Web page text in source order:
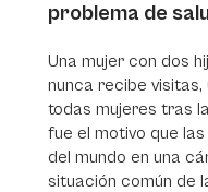
problema de
Una mujer con dos
nunca recibe visitas,
todas mujeres tras
fue el motivo que
del mundo en una
situación común de